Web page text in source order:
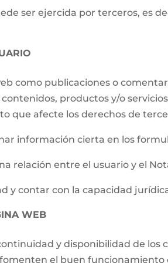
ser ejercida por terceros, es
como publicaciones o
productos y/o
que afecte los derechos de
información cierta en los
relación entre el usuario y el
y contar con la capacidad
WEB
y disponibilidad de
el buen